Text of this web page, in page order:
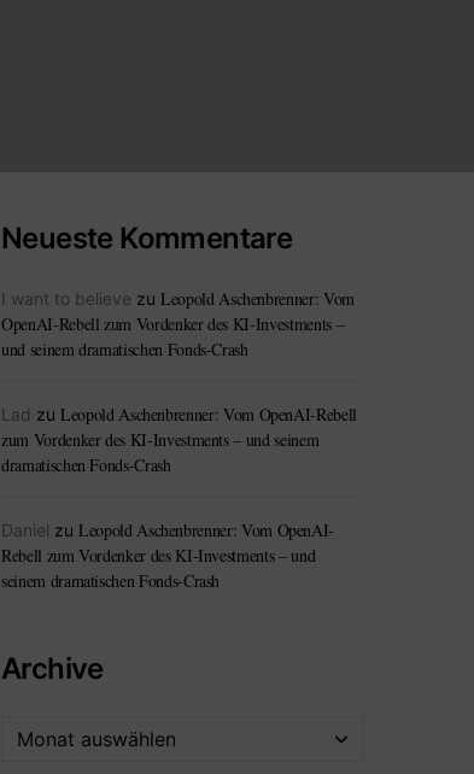
Neueste Kommentare
I want to believe zu Leopold Aschenbrenner: Vom
OpenAI-Rebell zum Vordenker des KI-Investments –
und seinem dramatischen Fonds-Crash
Lad zu Leopold Aschenbrenner: Vom OpenAI-Rebell
zum Vordenker des KI-Investments – und seinem
dramatischen Fonds-Crash
Daniel zu Leopold Aschenbrenner: Vom OpenAI-
Rebell zum Vordenker des KI-Investments – und
seinem dramatischen Fonds-Crash
Archive